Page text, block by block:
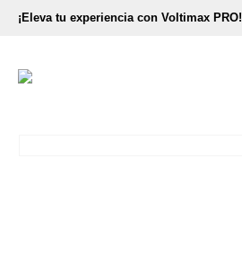
¡Eleva tu experiencia con Voltimax PRO!